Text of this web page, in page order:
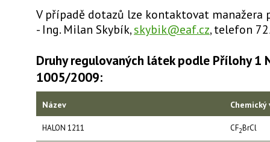
V případě dotazů lze kontaktovat manažera
- Ing. Milan Skybík,skybik@eaf.cz, telefon
Druhy regulovaných látek podle Přílohy 1
1005/2009:
Název Chemický
HALON 1211 CF2BrCl